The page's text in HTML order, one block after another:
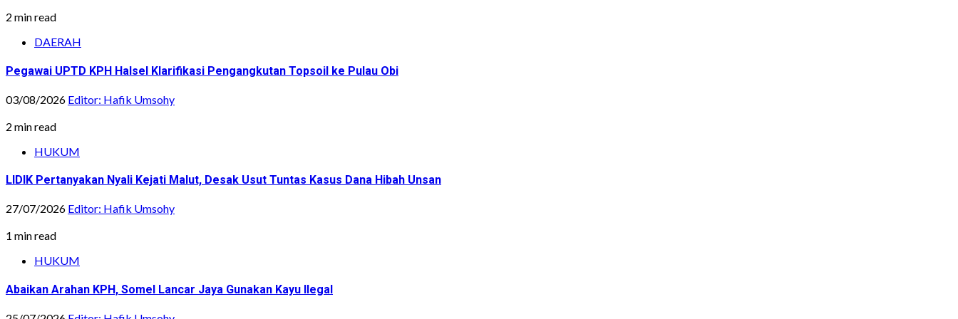
2 min read
DAERAH
Pegawai UPTD KPH Halsel Klarifikasi Pengangkutan Topsoil ke Pulau Obi
03/08/2026 Editor: Hafik Umsohy
2 min read
HUKUM
LIDIK Pertanyakan Nyali Kejati Malut, Desak Usut Tuntas Kasus Dana Hibah Unsan
27/07/2026 Editor: Hafik Umsohy
1 min read
HUKUM
Abaikan Arahan KPH, Somel Lancar Jaya Gunakan Kayu Ilegal